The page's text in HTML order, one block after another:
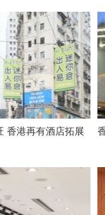
香港再有酒店拓展